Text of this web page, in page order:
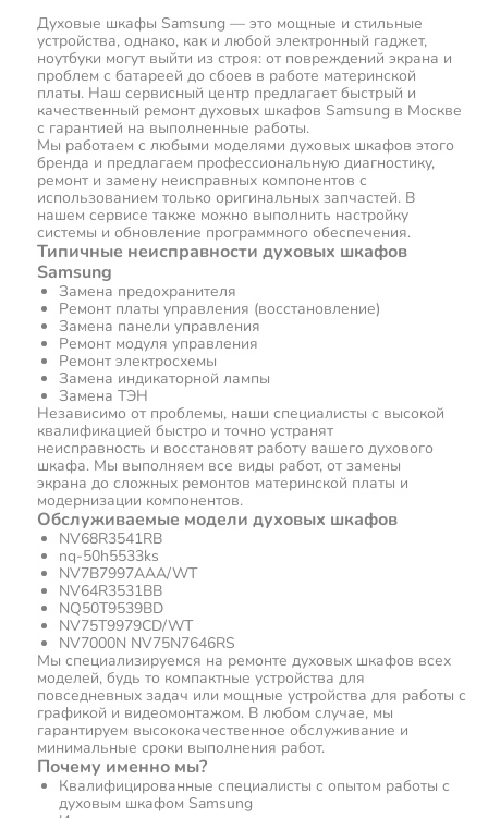
Духовые шкафы Samsung — это мощные и стильные
устройства, однако, как и любой электронный гаджет,
ноутбуки могут выйти из строя: от повреждений экрана и
проблем с батареей до сбоев в работе материнской
платы. Наш сервисный центр предлагает быстрый и
качественный ремонт духовых шкафов Samsung в Москве
с гарантией на выполненные работы.
Мы работаем с любыми моделями духовых шкафов этого
бренда и предлагаем профессиональную диагностику,
ремонт и замену неисправных компонентов с
использованием только оригинальных запчастей. В
нашем сервисе также можно выполнить настройку
системы и обновление программного обеспечения.
Типичные неисправности духовых шкафов
Samsung
Замена предохранителя
Ремонт платы управления (восстановление)
Замена панели управления
Ремонт модуля управления
Ремонт электросхемы
Замена индикаторной лампы
Замена ТЭН
Независимо от проблемы, наши специалисты с высокой
квалификацией быстро и точно устранят
неисправность и восстановят работу вашего духового
шкафа. Мы выполняем все виды работ, от замены
экрана до сложных ремонтов материнской платы и
модернизации компонентов.
Обслуживаемые модели духовых шкафов
NV68R3541RB
nq-50h5533ks
NV7B7997AAA/WT
NV64R3531BB
NQ50T9539BD
NV75T9979CD/WT
NV7000N NV75N7646RS
Мы специализируемся на ремонте духовых шкафов всех
моделей, будь то компактные устройства для
повседневных задач или мощные устройства для работы с
графикой и видеомонтажом. В любом случае, мы
гарантируем высококачественное обслуживание и
минимальные сроки выполнения работ.
Почему именно мы?
Квалифицированные специалисты с опытом работы с
духовым шкафом Samsung